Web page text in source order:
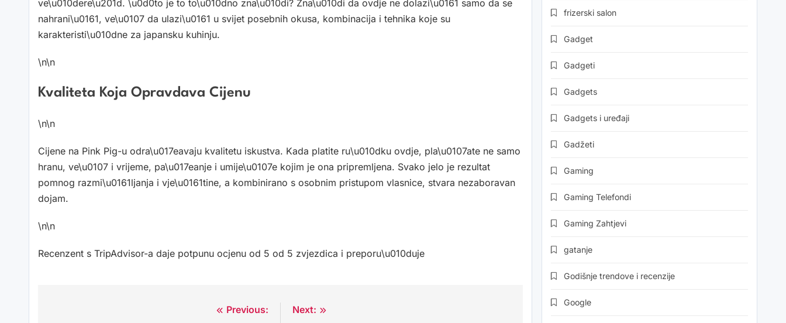
ve\u010dere\u201d. \u0d0to je to to\u010dno zna\u010di? Zna\u010di da ovdje ne dolazi\u0161 samo da se
nahrani\u0161, ve\u0107 da ulazi\u0161 u svijet posebnih okusa, kombinacija i tehnika koje su
karakteristi\u010dne za japansku kuhinju.
\n\n
Kvaliteta Koja Opravdava Cijenu
\n\n
Cijene na Pink Pig-u odra\u017eavaju kvalitetu iskustva. Kada platite ru\u010dku ovdje, pla\u0107ate ne samo
hranu, ve\u0107 i vrijeme, pa\u017eanje i umije\u0107e kojim je ona pripremljena. Svako jelo je rezultat
pomnog razmi\u0161ljanja i vje\u0161tine, a kombinirano s osobnim pristupom vlasnice, stvara nezaboravan
dojam.
\n\n
Recenzent s TripAdvisor-a daje potpunu ocjenu od 5 od 5 zvjezdica i preporu\u010duje
Previous:
Next:
frizerski salon
Gadget
Gadgeti
Gadgets
Gadgets i uređaji
Gadžeti
Gaming
Gaming Telefondi
Gaming Zahtjevi
gatanje
Godišnje trendove i recenzije
Google